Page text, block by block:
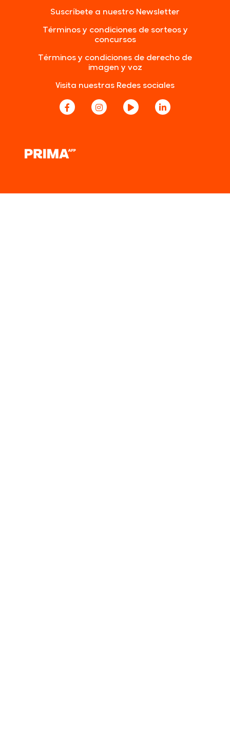
Suscríbete a nuestro Newsletter
Términos y condiciones de sorteos y
concursos
Términos y condiciones de derecho de
imagen y voz
Visita nuestras Redes sociales